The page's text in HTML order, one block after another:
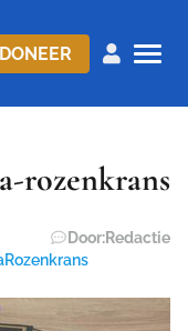
DONEER
rozenkrans
Door:Redactie
Rozenkrans